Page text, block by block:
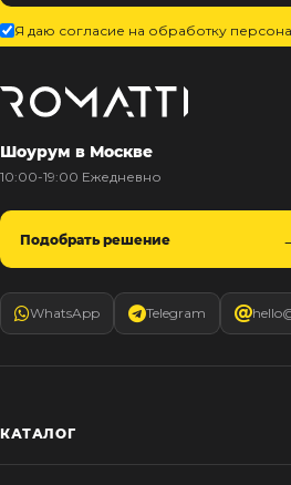
Я даю согласие на обработку
Шоурум в Москве
10:00-19:00 Ежедневно
Подобрать решение
WhatsApp Telegram
КАТАЛОГ